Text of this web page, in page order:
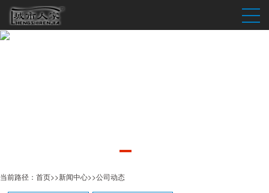
当前路径： 首页>>新闻中心>>公司动态